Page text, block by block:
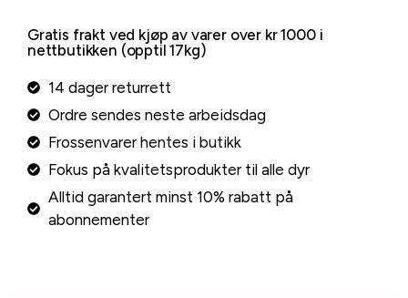
Gratis frakt ved kjøp av varer over kr 1000 i
nettbutikken (opptil 17kg)
14 dager returrett
Ordre sendes neste arbeidsdag
Frossenvarer hentes i butikk
Fokus på kvalitetsprodukter til alle dyr
Alltid garantert minst 10% rabatt på
abonnementer